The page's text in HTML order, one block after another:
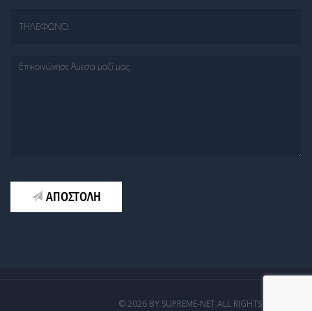
ΑΠΟΣΤΟΛΗ
© 2026 BY SUPREME-NET ALL RIGHTS RESERVED